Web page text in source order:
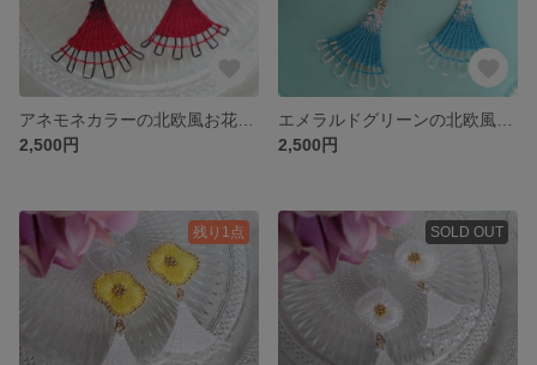
2,500円
2,500円
残り1点 SOLD OUT